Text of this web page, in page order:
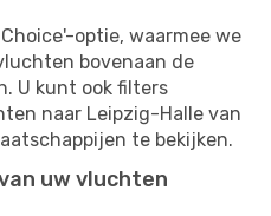
optie, waarmee we
bovenaan de
U kunt ook filters
naar Leipzig-Halle van
te bekijken.
uw vluchten